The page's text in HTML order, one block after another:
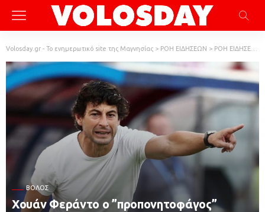
Volosday.gr - Το ενημερωτικό site της Μαγνησίας > ΡΟΗ ΕΙΔΗΣΕΩΝ > ΡΟΗ ΕΙΔΗΣΕΩΝ
ΒΌΛΟΣ
Χουάν Φεράντο ο ”προπονητοφάγος”